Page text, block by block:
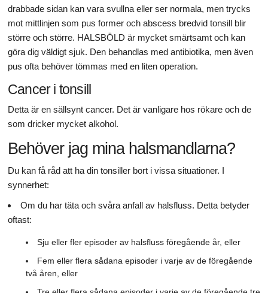
drabbade sidan kan vara svullna eller ser normala, men trycks
mot mittlinjen som pus former och abscess bredvid tonsill blir
större och större. HALSBÖLD är mycket smärtsamt och kan
göra dig väldigt sjuk. Den behandlas med antibiotika, men även
pus ofta behöver tömmas med en liten operation.
Cancer i tonsill
Detta är en sällsynt cancer. Det är vanligare hos rökare och de
som dricker mycket alkohol.
Behöver jag mina halsmandlarna?
Du kan få råd att ha din tonsiller bort i vissa situationer. I
synnerhet:
Om du har täta och svåra anfall av halsfluss. Detta betyder
oftast:
Sju eller fler episoder av halsfluss föregående år, eller
Fem eller flera sådana episoder i varje av de föregående
två åren, eller